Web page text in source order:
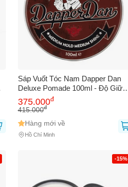
Sáp Vuốt Tóc Nam Dapper Dan
Deluxe Pomade 100ml - Độ Giữ
Nếp Cao, Bóng Đẹp Tự Nhiên,
Hương Vanilla & Honey - Dễ Tạo
375.000đ
415.000đ
Hàng mới về
Hồ Chí Minh
-15%